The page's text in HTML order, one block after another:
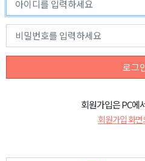
로그
회원가입은 PC에
회원가입 화